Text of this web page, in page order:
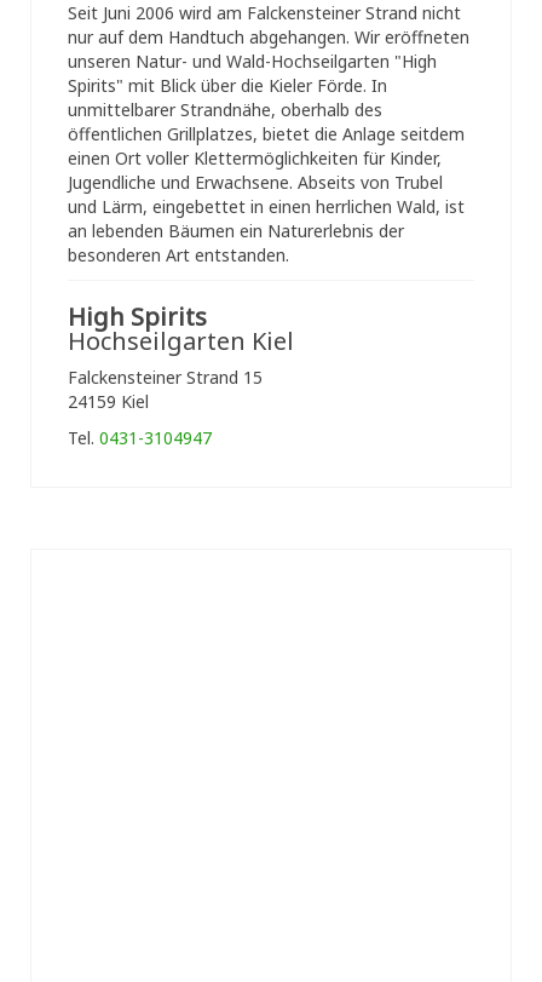
Seit Juni 2006 wird am Falckensteiner Strand nicht
nur auf dem Handtuch abgehangen. Wir eröffneten
unseren Natur- und Wald-Hochseilgarten "High
Spirits" mit Blick über die Kieler Förde. In
unmittelbarer Strandnähe, oberhalb des
öffentlichen Grillplatzes, bietet die Anlage seitdem
einen Ort voller Klettermöglichkeiten für Kinder,
Jugendliche und Erwachsene. Abseits von Trubel
und Lärm, eingebettet in einen herrlichen Wald, ist
an lebenden Bäumen ein Naturerlebnis der
besonderen Art entstanden.
High Spirits
Hochseilgarten Kiel
Falckensteiner Strand 15
24159 Kiel
Tel. 0431-3104947